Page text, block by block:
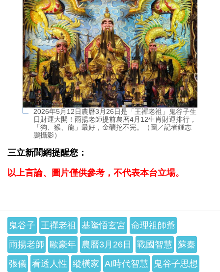
2026年5月12日農曆3月26日是「王禪老祖」鬼谷子生
日財運大開！雨揚老師提前農曆4月12生肖財運排行，
「狗、猴、龍」最好，金礦挖不完。（圖／記者鍾志
鵬攝影）
三立新聞網提醒您：
以上言論、圖片僅供參考，不代表本台立場。
鬼谷子 王禪老祖 基隆悟玄宮 命理祖師爺
雨揚老師
歐豪年 農曆3月26日 戰國智慧 蘇秦
張儀 看透人性 縱橫家 AI時代智慧 鬼谷子思想